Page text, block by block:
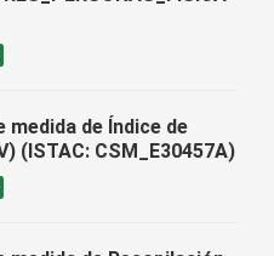
medida de Índice de
(ISTAC: CSM_E30457A)